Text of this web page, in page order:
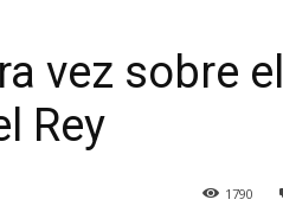
vez sobre el
Rey
1790